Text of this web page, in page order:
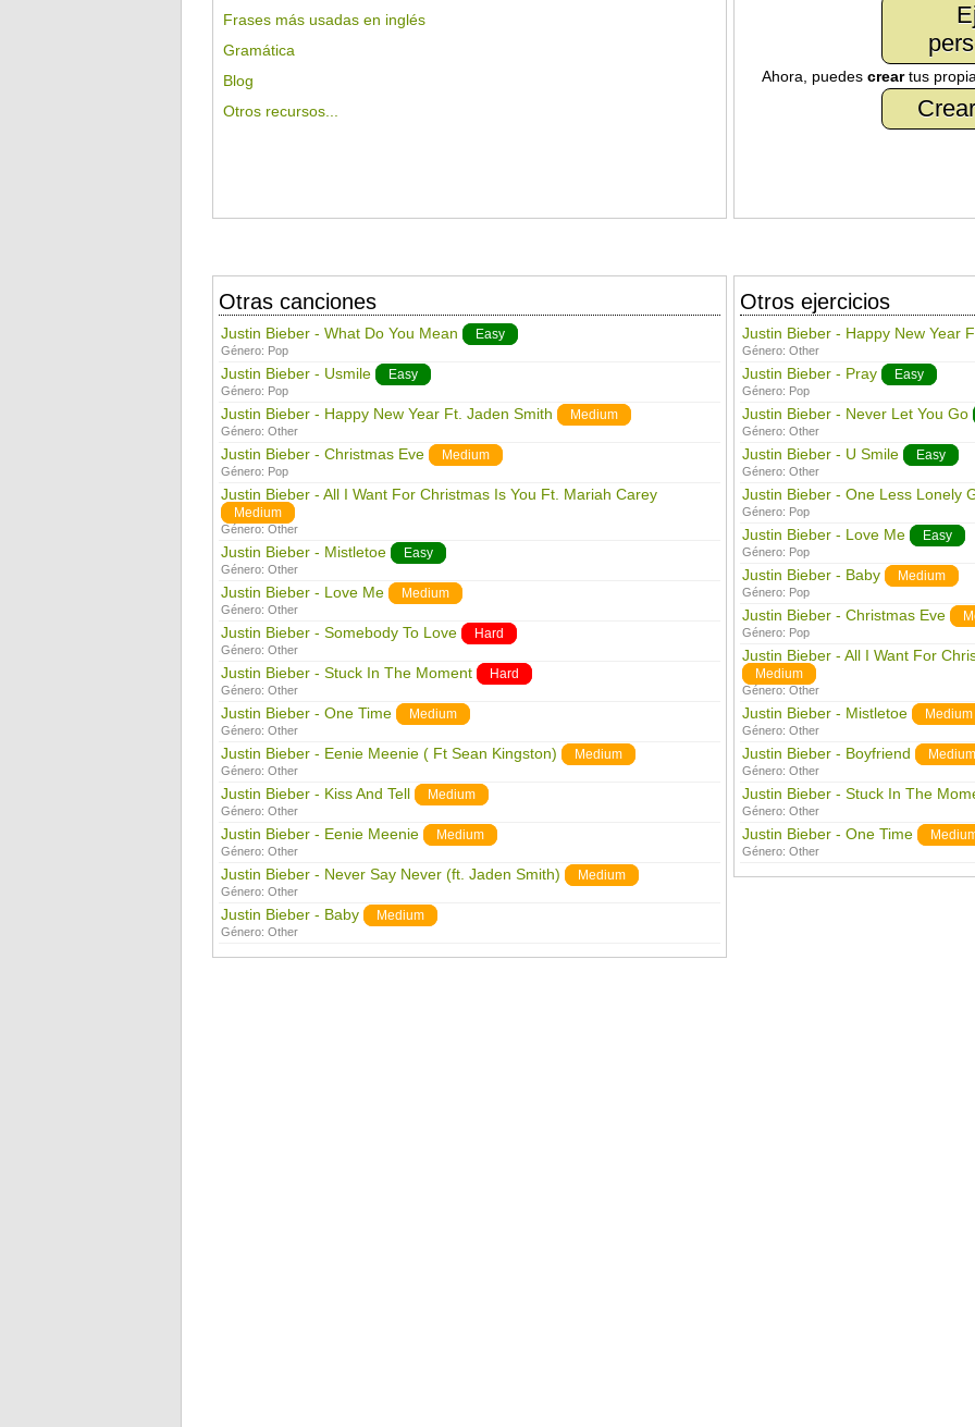
Frases más usadas en inglés
Gramática
Blog
Otros recursos...
Ahora, puedes creartus
Otras canciones
Justin Bieber - What Do You Mean Easy
Género: Pop
Justin Bieber - Usmile Easy
Género: Pop
Justin Bieber - Happy New Year Ft. Jaden Smith Medium
Género: Other
Justin Bieber - Christmas Eve Medium
Género: Pop
Justin Bieber - All I Want For Christmas Is You Ft. Mariah Carey
Medium
Género: Other
Justin Bieber - Mistletoe Easy
Género: Other
Justin Bieber - Love Me Medium
Género: Other
Justin Bieber - Somebody To Love Hard
Género: Other
Justin Bieber - Stuck In The Moment Hard
Género: Other
Justin Bieber - One Time Medium
Género: Other
Justin Bieber - Eenie Meenie ( Ft Sean Kingston) Medium
Género: Other
Justin Bieber - Kiss And Tell Medium
Género: Other
Justin Bieber - Eenie Meenie Medium
Género: Other
Justin Bieber - Never Say Never (ft. Jaden Smith) Medium
Género: Other
Justin Bieber - Baby Medium
Género: Other
Otros ejercicios
Justin Bieber - Happy New Year
Género: Other
Justin Bieber - Pray Easy
Género: Pop
Justin Bieber - Never Let You Go
Género: Other
Justin Bieber - U Smile Easy
Género: Other
Justin Bieber - One Less Lonely
Género: Pop
Justin Bieber - Love Me Easy
Género: Pop
Justin Bieber - Baby Medium
Género: Pop
Justin Bieber - Christmas Eve
Género: Pop
Justin Bieber - All I Want For
Medium
Género: Other
Justin Bieber - Mistletoe Medium
Género: Other
Justin Bieber - Boyfriend Medium
Género: Other
Justin Bieber - Stuck In The
Género: Other
Justin Bieber - One Time
Género: Other